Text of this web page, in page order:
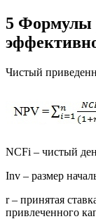
5 Формулы
Чистый
NCFi – чистый
Inv – размер
r – принятая
привлеченного